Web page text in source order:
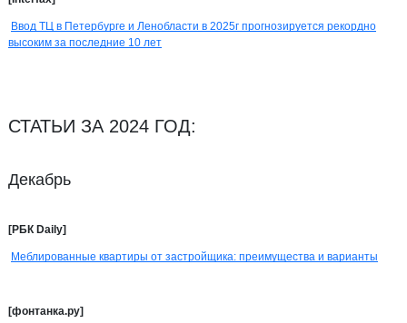
Ввод ТЦ в Петербурге и Ленобласти в 2025г прогнозируется рекордно
высоким за последние 10 лет
СТАТЬИ ЗА 2024 ГОД:
Декабрь
[РБК Daily]
Меблированные квартиры от застройщика: преимущества и варианты
[фонтанка.ру]